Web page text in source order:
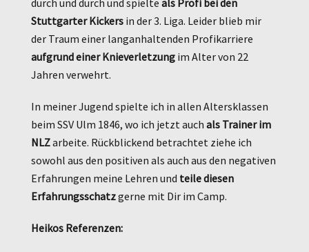
durch und durch und spielte als Profi bei den
Stuttgarter Kickersin der 3. Liga. Leider blieb mir
der Traum einer langanhaltenden Profikarriere
aufgrund einer Knieverletzungim Alter von 22
Jahren verwehrt.
In meiner Jugend spielte ich in allen Altersklassen
beim SSV Ulm 1846, wo ich jetzt auch als Trainer im
NLZarbeite. Rückblickend betrachtet ziehe ich
sowohl aus den positiven als auch aus den negativen
Erfahrungen meine Lehren und teile diesen
Erfahrungsschatzgerne mit Dir im Camp.
Heikos Referenzen: